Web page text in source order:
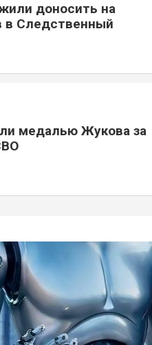
доносить на
в Следственный
медалью Жукова за